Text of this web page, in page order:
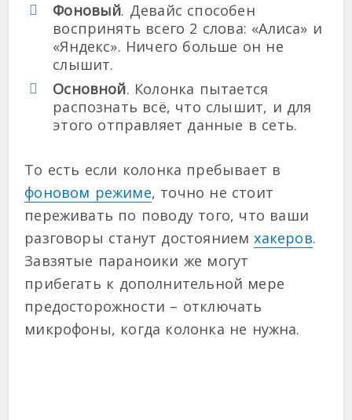
Фоновый. Девайс способен
воспринять всего 2 слова: «Алиса» и
«Яндекс». Ничего больше он не
слышит.
Основной. Колонка пытается
распознать всё, что слышит, и для
этого отправляет данные в сеть.
То есть если колонка пребывает в
фоновом режиме, точно не стоит
переживать по поводу того, что ваши
разговоры станут достояниемхакеров.
Завзятые параноики же могут
прибегать к дополнительной мере
предосторожности – отключать
микрофоны, когда колонка не нужна.